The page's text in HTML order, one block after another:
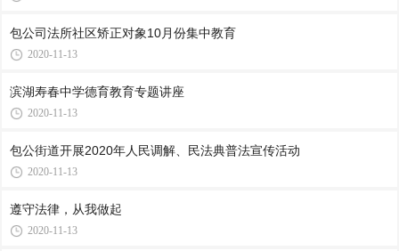
包公司法所社区矫正对象10月份集中教育
2020-11-13
滨湖寿春中学德育教育专题讲座
2020-11-13
包公街道开展2020年人民调解、民法典普法宣传活动
2020-11-13
遵守法律，从我做起
2020-11-13